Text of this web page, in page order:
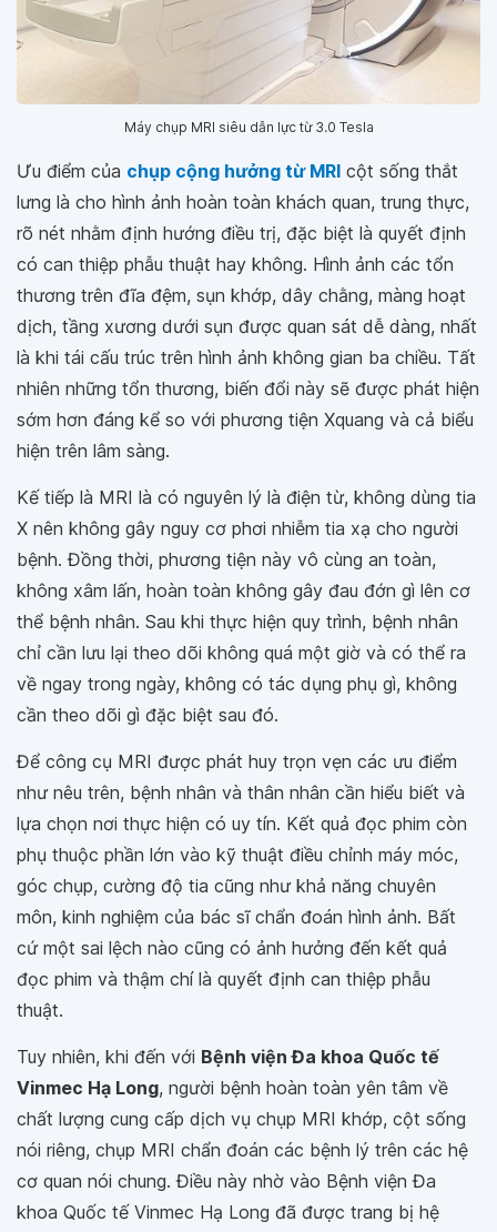
Máy chụp MRI siêu dẫn lực từ 3.0 Tesla
Ưu điểm của chụp cộng hưởng từ MRI cột sống thắt
lưng là cho hình ảnh hoàn toàn khách quan, trung thực,
rõ nét nhằm định hướng điều trị, đặc biệt là quyết định
có can thiệp phẫu thuật hay không. Hình ảnh các tổn
thương trên đĩa đệm, sụn khớp, dây chằng, màng hoạt
dịch, tầng xương dưới sụn được quan sát dễ dàng, nhất
là khi tái cấu trúc trên hình ảnh không gian ba chiều. Tất
nhiên những tổn thương, biến đổi này sẽ được phát hiện
sớm hơn đáng kể so với phương tiện Xquang và cả biểu
hiện trên lâm sàng.
Kế tiếp là MRI là có nguyên lý là điện từ, không dùng tia
X nên không gây nguy cơ phơi nhiễm tia xạ cho người
bệnh. Đồng thời, phương tiện này vô cùng an toàn,
không xâm lấn, hoàn toàn không gây đau đớn gì lên cơ
thể bệnh nhân. Sau khi thực hiện quy trình, bệnh nhân
chỉ cần lưu lại theo dõi không quá một giờ và có thể ra
về ngay trong ngày, không có tác dụng phụ gì, không
cần theo dõi gì đặc biệt sau đó.
Để công cụ MRI được phát huy trọn vẹn các ưu điểm
như nêu trên, bệnh nhân và thân nhân cần hiểu biết và
lựa chọn nơi thực hiện có uy tín. Kết quả đọc phim còn
phụ thuộc phần lớn vào kỹ thuật điều chỉnh máy móc,
góc chụp, cường độ tia cũng như khả năng chuyên
môn, kinh nghiệm của bác sĩ chẩn đoán hình ảnh. Bất
cứ một sai lệch nào cũng có ảnh hưởng đến kết quả
đọc phim và thậm chí là quyết định can thiệp phẫu
thuật.
Tuy nhiên, khi đến với Bệnh viện Đa khoa Quốc tế
Vinmec Hạ Long, người bệnh hoàn toàn yên tâm về
chất lượng cung cấp dịch vụ chụp MRI khớp, cột sống
nói riêng, chụp MRI chẩn đoán các bệnh lý trên các hệ
cơ quan nói chung. Điều này nhờ vào Bệnh viện Đa
khoa Quốc tế Vinmec Hạ Long đã được trang bị hệ